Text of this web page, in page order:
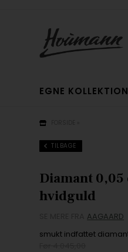
EGNE
TILBAGE
Diamant
hvidguld
AAGAARD
smukt indfattet